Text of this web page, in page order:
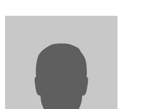
ADVOKÁTNÍ DENÍK
KONTAKT